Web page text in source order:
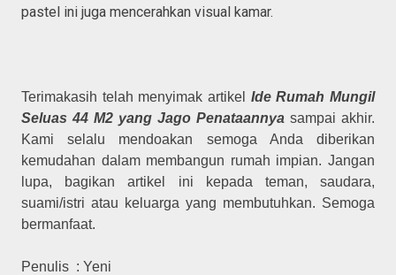
pastel ini juga mencerahkan visual kamar.
Terimakasih telah menyimak artikel Ide Rumah Mungil
Seluas 44 M2 yang Jago Penataannyasampai akhir.
Kami selalu mendoakan semoga Anda diberikan
kemudahan dalam membangun rumah impian. Jangan
lupa, bagikan artikel ini kepada teman, saudara,
suami/istri atau keluarga yang membutuhkan. Semoga
bermanfaat.
Penulis : Yeni